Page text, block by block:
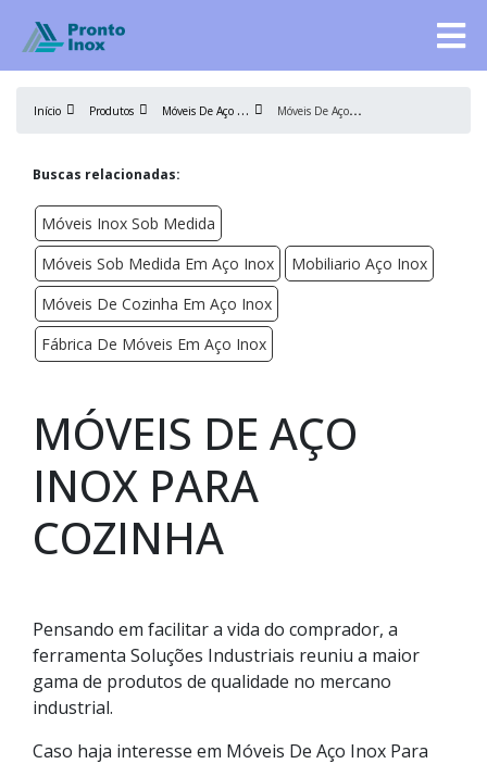
Início Produtos M
óveis De Aço Inox M
óveis De Aço Inox Para Cozinha
Buscas relacionadas:
Móveis Inox Sob Medida
Móveis Sob Medida Em Aço Inox
Mobiliario Aço Inox
Móveis De Cozinha Em Aço Inox
Fábrica De Móveis Em Aço Inox
MÓVEIS DE AÇO
INOX PARA
COZINHA
Pensando em facilitar a vida do comprador, a
ferramenta Soluções Industriais reuniu a maior
gama de produtos de qualidade no mercano
industrial.
Caso haja interesse em Móveis De Aço Inox Para